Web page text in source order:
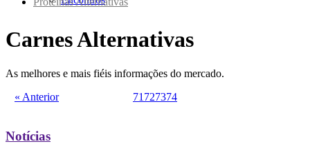
Carnes Alternativas
As melhores e mais fiéis informações do mercado.
« Anterior
71 727374
Notícias